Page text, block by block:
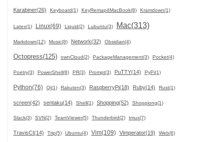
Karabiner(26) Keyboard(1) KeyRemap4MacBook(8) Kramdown(1)
Latex(1) Linux(69) Liquid(2) Lubuntu(3) Mac(313)
Markdown(12) Music(8) Network(32) Obsidian(4)
Octopress(125) ownCloud(2) PackageManagement(3) Pocket(4)
Poetry(3) PowerShell(8) PR(3) Prompt(3) PuTTY(14) PyPi(1)
Python(76) Qi(1) Rakuten(3) RaspberryPi(18) Ruby(14) Rust(1)
screen(42) sentaku(14) Shell(1) Shopping(52) Shoppiong(1)
Slack(3) SVN(2) TeamViewer(5) Thunderbird(2) tmux(7)
TravisCI(14) Trip(5) Ubuntu(4) Vim(109) Vimperator(19) Web(6)